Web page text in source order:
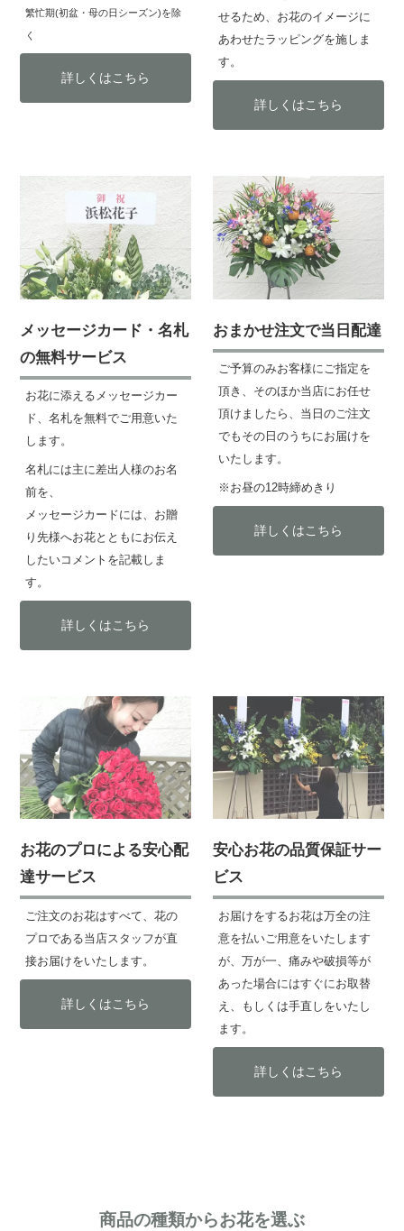
繁忙期(初盆・母の日シーズン)を除
く
詳しくはこちら
せるため、お花のイメージに
あわせたラッピングを施しま
す。
詳しくはこちら
メッセージカード・名札
の無料サービス
お花に添えるメッセージカー
ド、名札を無料でご用意いた
します。
名札には主に差出人様のお名
前を、
メッセージカードには、お贈
り先様へお花とともにお伝え
したいコメントを記載しま
す。
詳しくはこちら
おまかせ注文で当日配達
ご予算のみお客様にご指定を
頂き、そのほか当店にお任せ
頂けましたら、当日のご注文
でもその日のうちにお届けを
いたします。
※お昼の12時締めきり
詳しくはこちら
お花のプロによる安心配
達サービス
ご注文のお花はすべて、花の
プロである当店スタッフが直
接お届けをいたします。
詳しくはこちら
安心お花の品質保証サー
ビス
お届けをするお花は万全の注
意を払いご用意をいたします
が、万が一、痛みや破損等が
あった場合にはすぐにお取替
え、もしくは手直しをいたし
ます。
詳しくはこちら
商品の種類からお花を選ぶ